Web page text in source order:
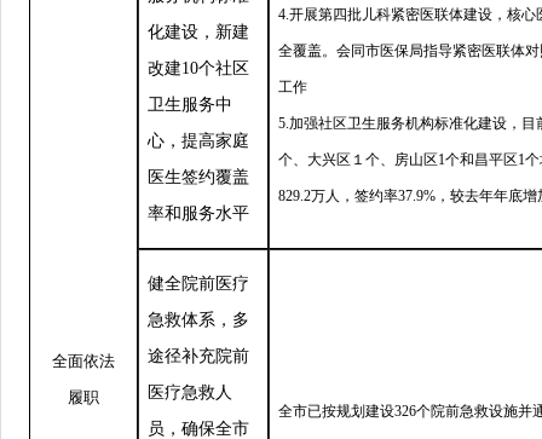
全面依法
履职
化建设，新建
改建10个社区
卫生服务中
心，提高家庭
医生签约覆盖
率和服务水平
4.开展第四批儿科紧密医联体建设，核
全覆盖。会同市医保局指导紧密医联体
工作
5.加强社区卫生服务机构标准化建设，
个、大兴区１个、房山区1个和昌平区1
829.2万人，签约率37.9%，较去年年底增
健全院前医疗
急救体系，多
途径补充院前
医疗急救人
员，确保全市
全市已按规划建设326个院前急救设施并